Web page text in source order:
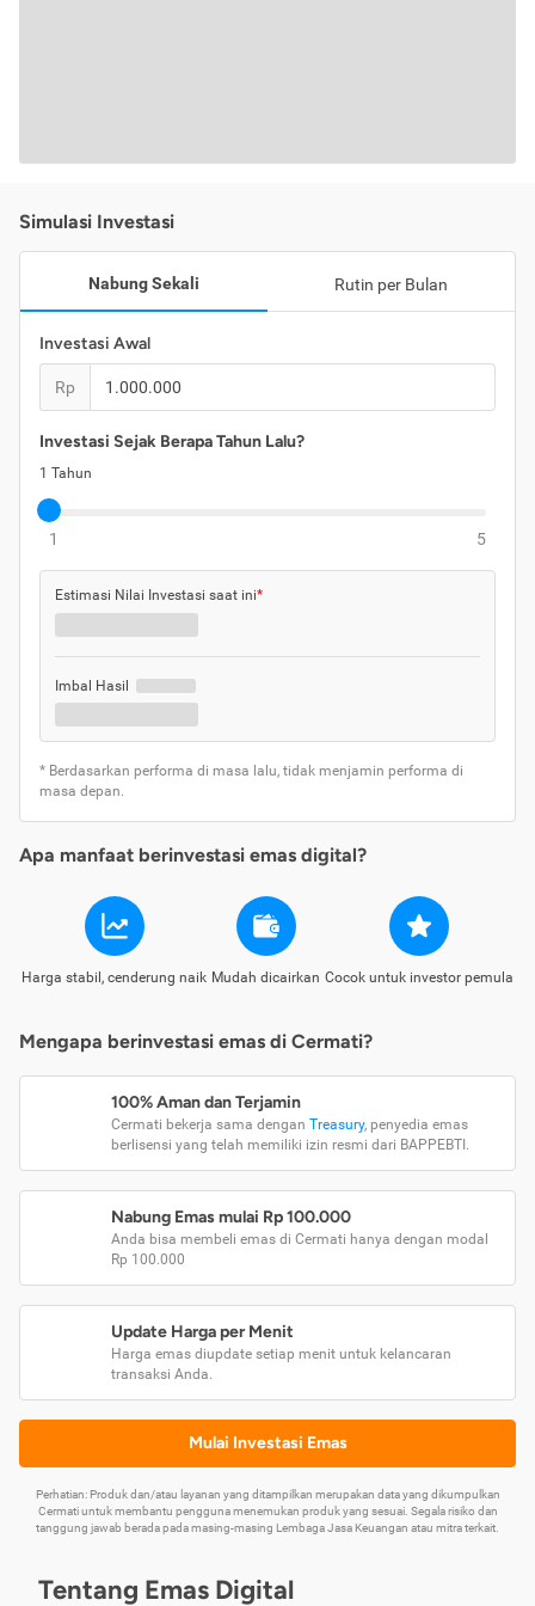
Simulasi Investasi
Nabung Sekali Rutin per Bulan
Investasi Awal
Rp
Investasi Sejak Berapa Tahun Lalu?
1 Tahun
1 5
Estimasi Nilai Investasi saat ini*
Imbal Hasil
* Berdasarkan performa di masa lalu, tidak menjamin performa di
masa depan.
Apa manfaat berinvestasi emas digital?
Harga stabil, cenderung naik Mudah dicairkan Cocok untuk investor pemula
Mengapa berinvestasi emas di Cermati?
100% Aman dan Terjamin
Cermati bekerja sama dengan Treasury, penyedia emas
berlisensi yang telah memiliki izin resmi dari BAPPEBTI.
Nabung Emas mulai Rp 100.000
Anda bisa membeli emas di Cermati hanya dengan modal
Rp 100.000
Update Harga per Menit
Harga emas diupdate setiap menit untuk kelancaran
transaksi Anda.
Mulai Investasi Emas
Perhatian: Produk dan/atau layanan yang ditampilkan merupakan data yang dikumpulkan
Cermati untuk membantu pengguna menemukan produk yang sesuai. Segala risiko dan
tanggung jawab berada pada masing-masing Lembaga Jasa Keuangan atau mitra terkait.
Tentang Emas Digital